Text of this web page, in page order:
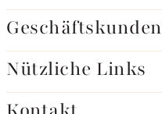
Geschäftskunden
Nützliche Links